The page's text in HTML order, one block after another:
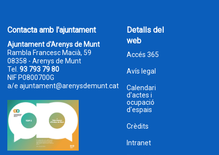
Contacta amb l'ajuntament
Ajuntament d'Arenys de Munt
Rambla Francesc Macià, 59
08358 - Arenys de Munt
Tel. 93 793 79 80
NIF P0800700G
a/e ajuntament@arenysdemunt.cat
Detalls del
web
Accés 365
Avís legal
Calendari
d'actes i
ocupació
d'espais
Crèdits
Intranet